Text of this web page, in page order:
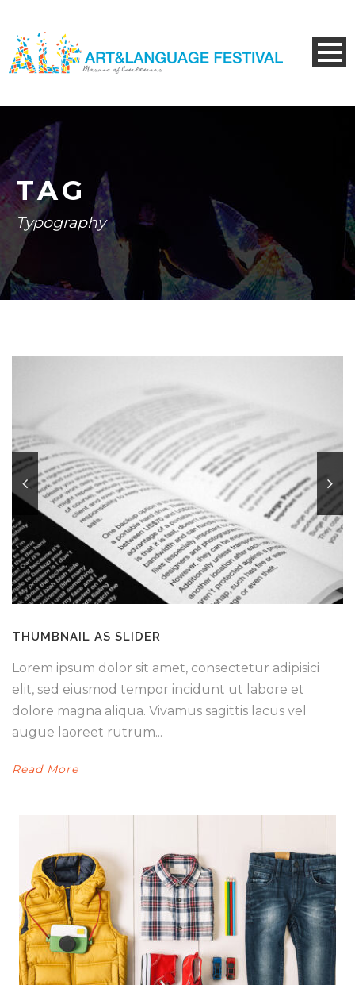
TAG
Typography
THUMBNAIL AS SLIDER
Lorem ipsum dolor sit amet, consectetur adipisici
elit, sed eiusmod tempor incidunt ut labore et
dolore magna aliqua. Vivamus sagittis lacus vel
augue laoreet rutrum...
Read More